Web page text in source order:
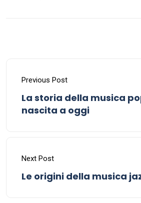
Previous Post
La storia della musica
nascita a oggi
Next Post
Le origini della musica